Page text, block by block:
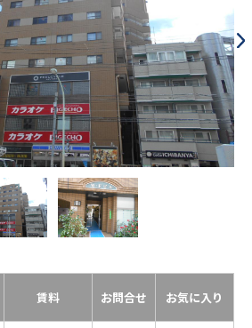
賃料 お問合せ お気に入り